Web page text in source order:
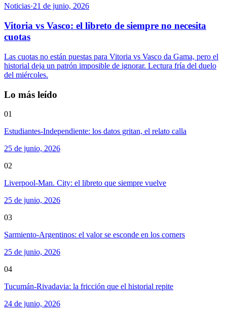
Noticias·21 de junio, 2026
Vitoria vs Vasco: el libreto de siempre no necesita
cuotas
Las cuotas no están puestas para Vitoria vs Vasco da Gama, pero el
historial deja un patrón imposible de ignorar. Lectura fría del duelo
del miércoles.
Lo más leído
01
Estudiantes-Independiente: los datos gritan, el relato calla
25 de junio, 2026
02
Liverpool-Man. City: el libreto que siempre vuelve
25 de junio, 2026
03
Sarmiento-Argentinos: el valor se esconde en los corners
25 de junio, 2026
04
Tucumán-Rivadavia: la fricción que el historial repite
24 de junio, 2026